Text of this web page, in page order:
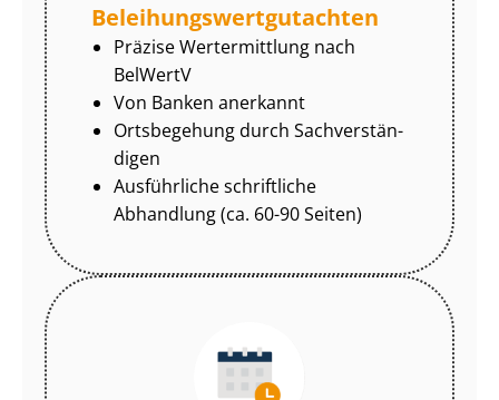
Be­lei­hungs­wert­gut­ach­ten
Präzise Wertermittlung nach
BelWertV
Von Banken anerkannt
Ortsbegehung durch Sach­ver­stän­
di­gen
Ausführliche schriftliche
Abhandlung (ca. 60-90 Seiten)